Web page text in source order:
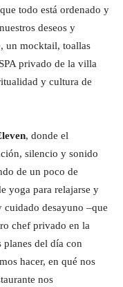
todo está ordenado y
deseos y
un mocktail, toallas
privado de la villa
y cultura de
, donde el
silencio y sonido
de un poco de
yoga para relajarse y
desayuno –que
chef privado en la
del día con
hacer, en qué nos
nos